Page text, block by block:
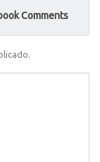
Comments